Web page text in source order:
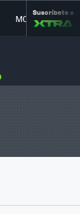
MOVILIDAD
Suscríbete a